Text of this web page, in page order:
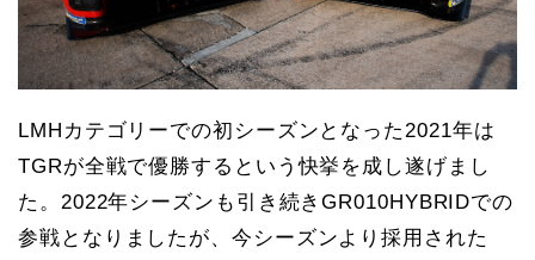
LMHカテゴリーでの初シーズンとなった2021年は
TGRが全戦で優勝するという快挙を成し遂げまし
た。2022年シーズンも引き続きGR010HYBRIDでの
参戦となりましたが、今シーズンより採用された